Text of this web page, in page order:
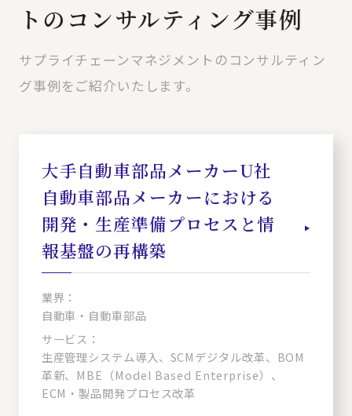
トのコンサルティング事例
サプライチェーンマネジメントのコンサルティン
グ事例をご紹介いたします。
大手自動車部品メーカーU社
自動車部品メーカーにおける
開発・生産準備プロセスと情
報基盤の再構築
業界：
自動車・自動車部品
サービス：
生産管理システム導入、SCMデジタル改革、BOM
革新、MBE（Model Based Enterprise）、
ECM・製品開発プロセス改革